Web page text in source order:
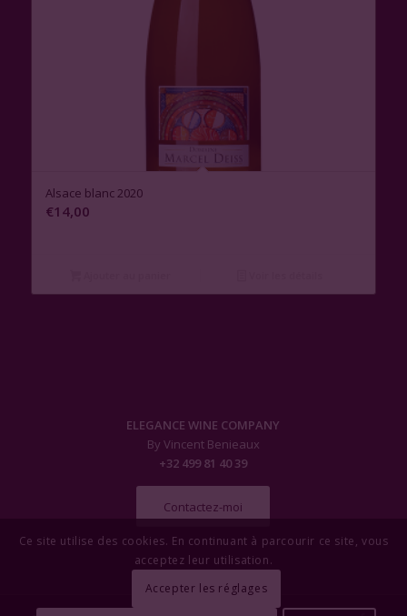
Alsace blanc 2020
€14,00
ELEGANCE WINE COMPANY
By Vincent Benieaux
+32 499 81 40 39
Contactez-moi
Ce site utilise des cookies. En continuant à parcourir ce site, vous
acceptez leur utilisation.
Accepter les réglages